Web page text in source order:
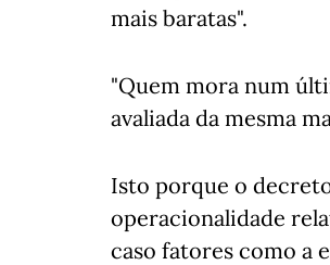
mais baratas".
"Quem mora num
avaliada da mesma
Isto porque o
operacionalidade
caso fatores como a